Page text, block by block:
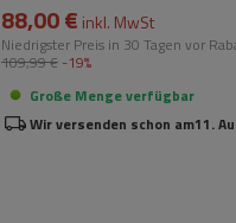
88,00 € inkl. MwSt
Niedrigster Preis in 30 Tagen vor
109,99 € -19%
Große Menge verfügbar
Wir versenden schon am11.